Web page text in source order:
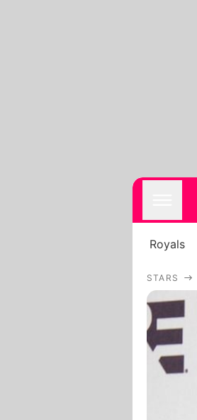
Royals
STARS